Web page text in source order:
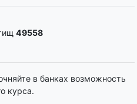
49558
в банках возможность
курса.